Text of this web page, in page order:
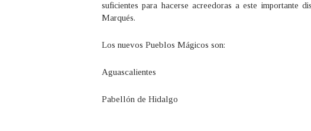
suficientes para hacerse acreedoras a este importante
Marqués.
Los nuevos Pueblos Mágicos son:
Aguascalientes
Pabellón de Hidalgo